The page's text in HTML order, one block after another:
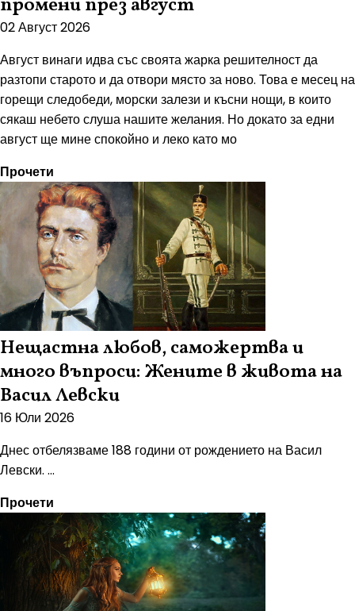
02 Август 2026
Август винаги идва със своята жарка решителност да
разтопи старото и да отвори място за ново. Това е месец на
горещи следобеди, морски залези и късни нощи, в които
сякаш небето слуша нашите желания. Но докато за едни
август ще мине спокойно и леко като мо
Прочети
Нещастна любов, саможертва и
много въпроси: Жените в живота на
Васил Левски
16 Юли 2026
Днес отбелязваме 188 години от рождението на Васил
Левски. ...
Прочети